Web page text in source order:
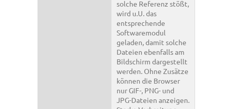
solche Referenz stößt,
wird u.U. das
entsprechende
Softwaremodul
geladen, damit solche
Dateien ebenfalls am
Bildschirm dargestellt
werden. Ohne Zusätze
können die Browser
nur GIF-, PNG- und
JPG-Dateien anzeigen.